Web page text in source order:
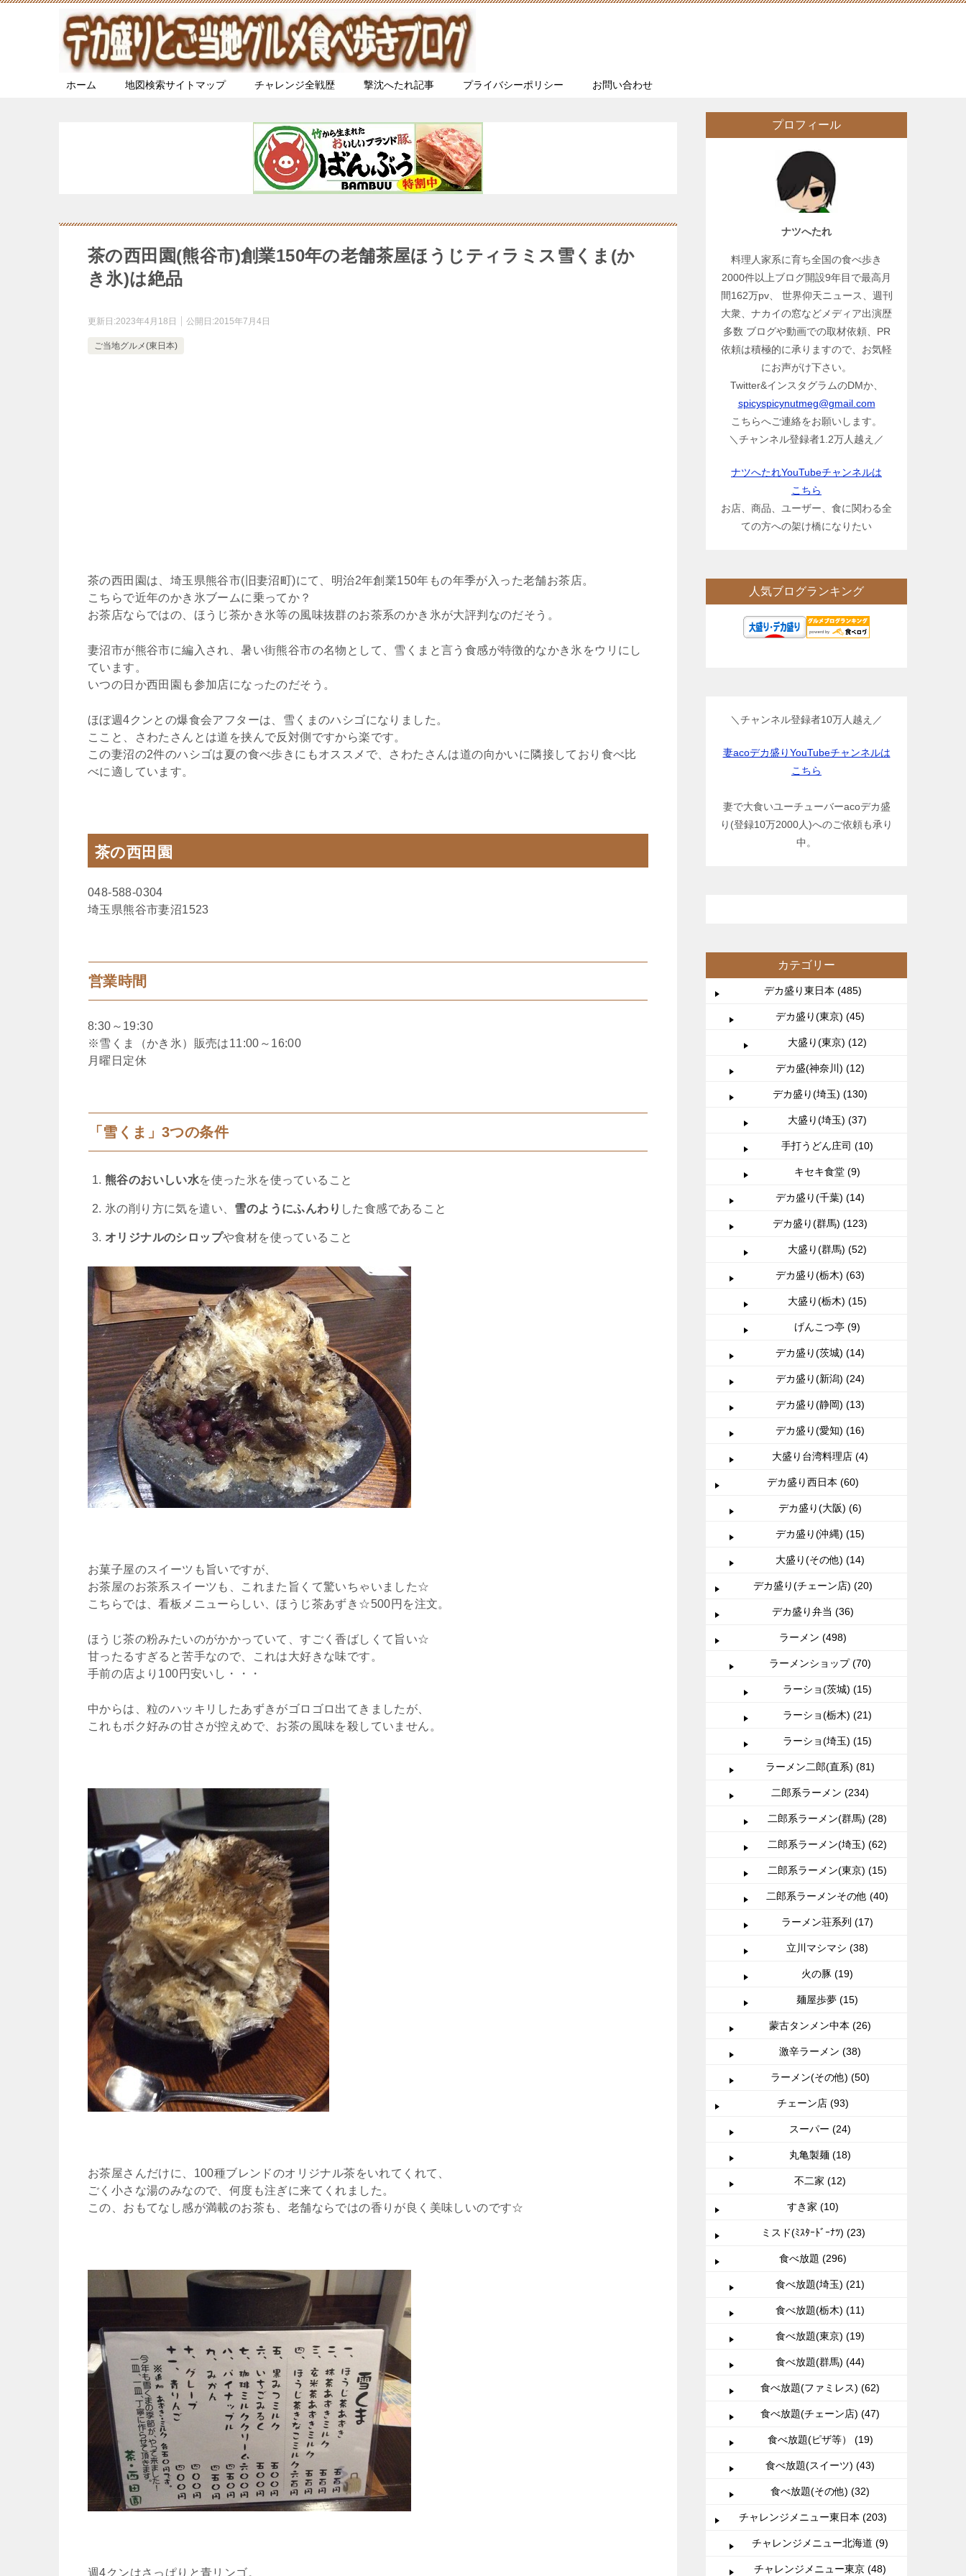
ホーム 地図検索サイトマップ チャレンジ全戦歴 撃沈へたれ記事 プライバシーポリシー お問い合わせ
茶の西田園(熊谷市)創業150年の老舗茶屋ほうじティラミス雪くま(か
き氷)は絶品
更新日:2023年4月18日 公開日:2015年7月4日
ご当地グルメ(東日本)
茶の西田園は、埼玉県熊谷市(旧妻沼町)にて、明治2年創業150年もの年季が入った老舗お茶店。
こちらで近年のかき氷ブームに乗ってか？
お茶店ならではの、ほうじ茶かき氷等の風味抜群のお茶系のかき氷が大評判なのだそう。
妻沼市が熊谷市に編入され、暑い街熊谷市の名物として、雪くまと言う食感が特徴的なかき氷をウリにし
ています。
いつの日か西田園も参加店になったのだそう。
ほぼ週4クンとの爆食会アフターは、雪くまのハシゴになりました。
ここと、さわたさんとは道を挟んで反対側ですから楽です。
この妻沼の2件のハシゴは夏の食べ歩きにもオススメで、さわたさんは道の向かいに隣接しており食べ比
べに適しています。
茶の西田園
048-588-0304
埼玉県熊谷市妻沼1523
営業時間
8:30～19:30
※雪くま（かき氷）販売は11:00～16:00
月曜日定休
「雪くま」3つの条件
熊谷のおいしい水を使った氷を使っていること
氷の削り方に気を遣い、 雪のようにふんわり した食感であること
オリジナルのシロップや食材を使っていること
お菓子屋のスイーツも旨いですが、
お茶屋のお茶系スイーツも、これまた旨くて驚いちゃいました☆
こちらでは、看板メニューらしい、ほうじ茶あずき☆500円を注文。
ほうじ茶の粉みたいのがかかっていて、すごく香ばしくて旨い☆
甘ったるすぎると苦手なので、これは大好きな味です。
手前の店より100円安いし・・・
中からは、粒のハッキリしたあずきがゴロゴロ出てきましたが、
これもボク好みの甘さが控えめで、お茶の風味を殺していません。
お茶屋さんだけに、100種ブレンドのオリジナル茶をいれてくれて、
ごく小さな湯のみなので、何度も注ぎに来てくれました。
この、おもてなし感が満載のお茶も、老舗ならではの香りが良く美味しいのです☆
週4クンはさっぱりと青リンゴ。
プロフィール
ナツへたれ
料理人家系に育ち全国の食べ歩き
2000件以上ブログ開設9年目で最高月
間162万pv、 世界仰天ニュース、週刊
大衆、ナカイの窓などメディア出演歴
多数 ブログや動画での取材依頼、PR
依頼は積極的に承りますので、お気軽
にお声がけ下さい。
Twitter&インスタグラムのDMか、
spicyspicynutmeg@gmail.com
こちらへご連絡をお願いします。
＼チャンネル登録者1.2万人越え／
ナツへたれYouTubeチャンネルは
こちら
お店、商品、ユーザー、食に関わる全
ての方への架け橋になりたい
人気ブログランキング
＼チャンネル登録者10万人越え／
妻acoデカ盛りYouTubeチャンネルは
こちら
妻で大食いユーチューバーacoデカ盛
り(登録10万2000人)へのご依頼も承り
中。
カテゴリー
デカ盛り東日本 (485)
デカ盛り(東京) (45)
大盛り(東京) (12)
デカ盛(神奈川) (12)
デカ盛り(埼玉) (130)
大盛り(埼玉) (37)
手打うどん庄司 (10)
キセキ食堂 (9)
デカ盛り(千葉) (14)
デカ盛り(群馬) (123)
大盛り(群馬) (52)
デカ盛り(栃木) (63)
大盛り(栃木) (15)
げんこつ亭 (9)
デカ盛り(茨城) (14)
デカ盛り(新潟) (24)
デカ盛り(静岡) (13)
デカ盛り(愛知) (16)
大盛り台湾料理店 (4)
デカ盛り西日本 (60)
デカ盛り(大阪) (6)
デカ盛り(沖縄) (15)
大盛り(その他) (14)
デカ盛り(チェーン店) (20)
デカ盛り弁当 (36)
ラーメン (498)
ラーメンショップ (70)
ラーショ(茨城) (15)
ラーショ(栃木) (21)
ラーショ(埼玉) (15)
ラーメン二郎(直系) (81)
二郎系ラーメン (234)
二郎系ラーメン(群馬) (28)
二郎系ラーメン(埼玉) (62)
二郎系ラーメン(東京) (15)
二郎系ラーメンその他 (40)
ラーメン荘系列 (17)
立川マシマシ (38)
火の豚 (19)
麺屋歩夢 (15)
蒙古タンメン中本 (26)
激辛ラーメン (38)
ラーメン(その他) (50)
チェーン店 (93)
スーパー (24)
丸亀製麺 (18)
不二家 (12)
すき家 (10)
ミスド(ﾐｽﾀｰﾄﾞｰﾅﾂ) (23)
食べ放題 (296)
食べ放題(埼玉) (21)
食べ放題(栃木) (11)
食べ放題(東京) (19)
食べ放題(群馬) (44)
食べ放題(ファミレス) (62)
食べ放題(チェーン店) (47)
食べ放題(ピザ等） (19)
食べ放題(スイーツ) (43)
食べ放題(その他) (32)
チャレンジメニュー東日本 (203)
チャレンジメニュー北海道 (9)
チャレンジメニュー東京 (48)